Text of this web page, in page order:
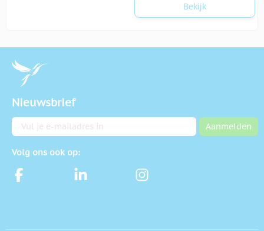
Bekijk
Nieuwsbrief
E-mailadres Aanmelden
Volg ons ook op: